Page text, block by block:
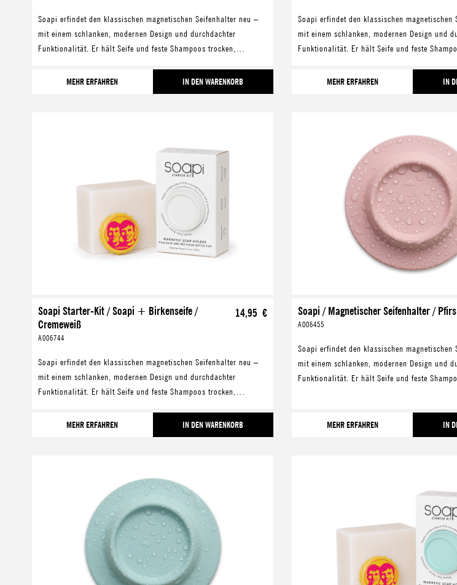
Soapi erfindet den klassischen magnetischen Seifenhalter neu –
mit einem schlanken, modernen Design und durchdachter
Funktionalität. Er hält Seife und feste Shampoos trocken,
MEHR ERFAHREN
IN DEN WARENKORB
Soapi erfindet den klassischen magnetischen
mit einem schlanken, modernen Design und
Funktionalität. Er hält Seife und feste
MEHR ERFAHREN
IN
Soapi Starter-Kit / Soapi + Birkenseife /
Cremeweiß
A006744
14,95 €
Soapi erfindet den klassischen magnetischen Seifenhalter neu –
mit einem schlanken, modernen Design und durchdachter
Funktionalität. Er hält Seife und feste Shampoos trocken,
MEHR ERFAHREN
IN DEN WARENKORB
Soapi / Magnetischer Seifenhalter /
A006455
Soapi erfindet den klassischen magnetischen
mit einem schlanken, modernen Design und
Funktionalität. Er hält Seife und feste
MEHR ERFAHREN IN